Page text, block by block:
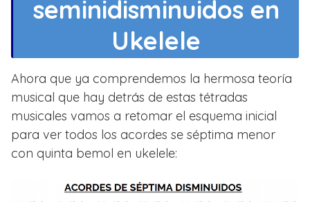
seminidisminuidos en
Ukelele
Ahora que ya comprendemos la hermosa teoría
musical que hay detrás de estas tétradas
musicales vamos a retomar el esquema inicial
para ver todos los acordes se séptima menor
con quinta bemol en ukelele: